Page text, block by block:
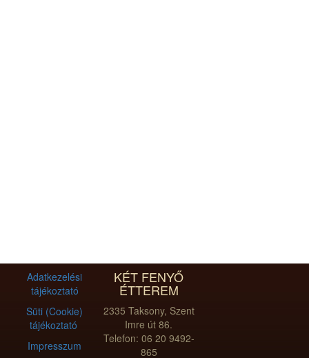
Adatkezelési
tájékoztató
Süti (Cookie)
tájékoztató
Impresszum
KÉT FENYŐ
ÉTTEREM
2335 Taksony, Szent
Imre út 86.
Telefon: 06 20 9492-
865